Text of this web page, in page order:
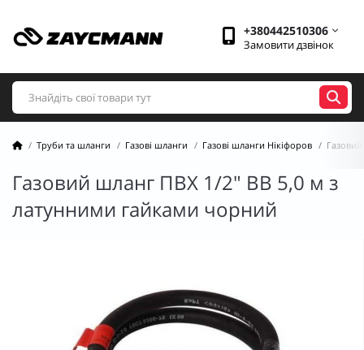
+380442510306
Замовити дзвінок
Труби та шланги Газові шланги Газові шланги Нікіфоров
Газовий шланг ПВХ 1/2" ВВ 5,0 м з
латунними гайками чорний